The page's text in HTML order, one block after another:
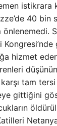
istikrara
40 bin
önlenemedi.
hizmet
karşı tam
gittiğini